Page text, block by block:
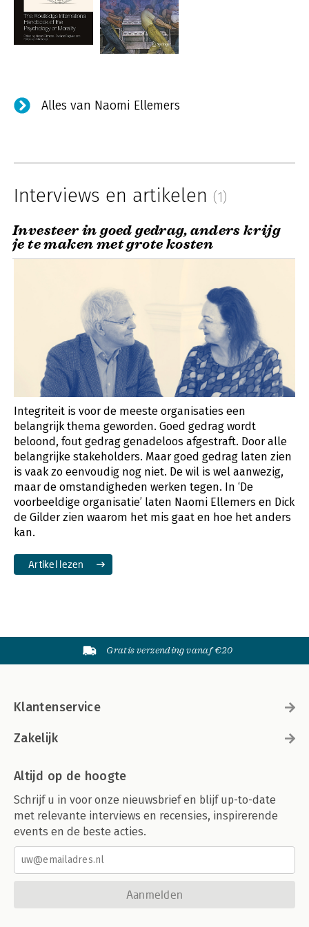
Alles van Naomi Ellemers
Interviews en artikelen (1)
Investeer in goed gedrag, anders krijg
je te maken met grote kosten
Integriteit is voor de meeste organisaties een
belangrijk thema geworden. Goed gedrag wordt
beloond, fout gedrag genadeloos afgestraft. Door alle
belangrijke stakeholders. Maar goed gedrag laten zien
is vaak zo eenvoudig nog niet. De wil is wel aanwezig,
maar de omstandigheden werken tegen. In ‘De
voorbeeldige organisatie’ laten Naomi Ellemers en Dick
de Gilder zien waarom het mis gaat en hoe het anders
kan.
Artikel lezen
Gratis verzending vanaf €20
Klantenservice
Zakelijk
Altijd op de hoogte
Schrijf u in voor onze nieuwsbrief en blijf up-to-date
met relevante interviews en recensies, inspirerende
events en de beste acties.
Aanmelden